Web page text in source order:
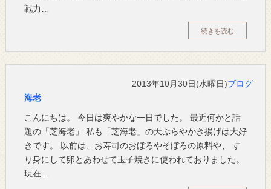
戦力…
続きを読む
2013年10月30日(水曜日)ブログ
海老
こんにちは。 今日は爽やかな一日でした。 最近何かと話
題の「芝海老」 私も「芝海老」の天ぷらやかき揚げは大好
きです。 以前は、お寿司のおぼろやそぼろの原料や、 す
り身にして卵とあわせて玉子焼きに使われておりました。
現在…